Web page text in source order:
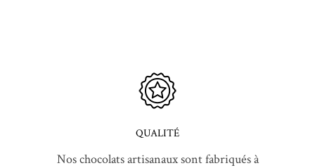
QUALITÉ
Nos chocolats artisanaux sont fabriqués à